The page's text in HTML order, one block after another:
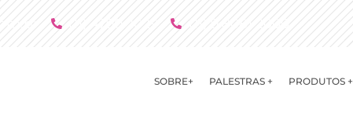
SOBRE+ PALESTRAS + PRODUTOS +